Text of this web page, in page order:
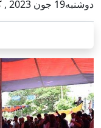
دوشنبه19 جون 2023 ,